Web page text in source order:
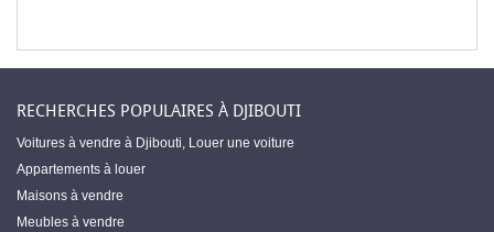
RECHERCHES POPULAIRES À DJIBOUTI
Voitures à vendre à Djibouti, Louer une voiture
Appartements à louer
Maisons à vendre
Meubles à vendre